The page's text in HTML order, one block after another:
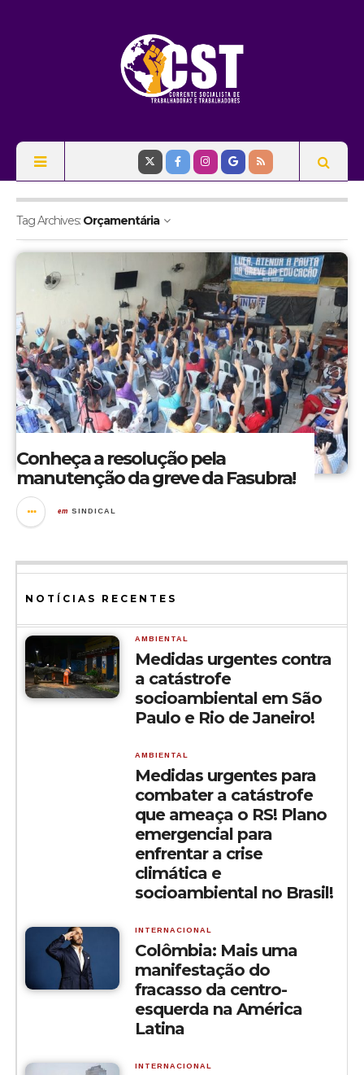
Tag Archives: Orçamentária
Conheça a resolução pela
manutenção da greve da Fasubra!
em SINDICAL
NOTÍCIAS RECENTES
AMBIENTAL
Medidas urgentes contra
a catástrofe
socioambiental em São
Paulo e Rio de Janeiro!
AMBIENTAL
Medidas urgentes para
combater a catástrofe
que ameaça o RS! Plano
emergencial para
enfrentar a crise
climática e
socioambiental no Brasil!
INTERNACIONAL
Colômbia: Mais uma
manifestação do
fracasso da centro-
esquerda na América
Latina
INTERNACIONAL